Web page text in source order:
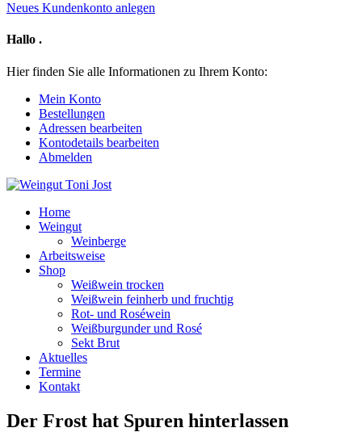
Neues Kundenkonto anlegen
Hallo .
Hier finden Sie alle Informationen zu Ihrem Konto:
Mein Konto
Bestellungen
Adressen bearbeiten
Kontodetails bearbeiten
Abmelden
Home
Weingut
Weinberge
Arbeitsweise
Shop
Weißwein trocken
Weißwein feinherb und fruchtig
Rot- und Roséwein
Weißburgunder und Rosé
Sekt Brut
Aktuelles
Termine
Kontakt
Der Frost hat Spuren hinterlassen